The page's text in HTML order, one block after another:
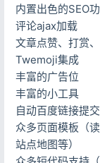
内置出色的SEO
评论ajax加载
文章点赞、打赏
Twemoji集成
丰富的广告位
丰富的小工具
自动百度链接提交
众多页面模板（
站点地图等）
记住登录